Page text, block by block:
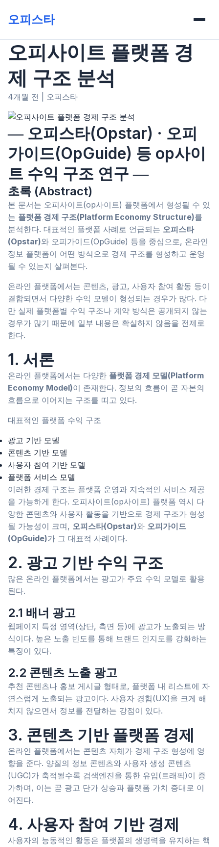
오피스타
오피사이트 플랫폼 경
제 구조 분석
4개월 전 오피스타
― 오피스타(Opstar) · 오피
가이드(OpGuide) 등 op사이
트 수익 구조 연구 ―
초록 (Abstract)
본 문서는 오피사이트(op사이트) 플랫폼에서 형성될 수 있
는 플랫폼 경제 구조(Platform Economy Structure)를
분석한다. 대표적인 플랫폼 사례로 언급되는 오피스타
(Opstar)와 오피가이드(OpGuide) 등을 중심으로, 온라인
정보 플랫폼이 어떤 방식으로 경제 구조를 형성하고 운영
될 수 있는지 살펴본다.
온라인 플랫폼에서는 콘텐츠, 광고, 사용자 참여 활동 등이
결합되면서 다양한 수익 모델이 형성되는 경우가 많다. 다
만 실제 플랫폼별 수익 구조나 계약 방식은 공개되지 않는
경우가 많기 때문에 일부 내용은 확실하지 않음을 전제로
한다.
1. 서론
온라인 플랫폼에서는 다양한 플랫폼 경제 모델(Platform
Economy Model)이 존재한다. 정보의 흐름이 곧 자본의
흐름으로 이어지는 구조를 띠고 있다.
대표적인 플랫폼 수익 구조
광고 기반 모델
콘텐츠 기반 모델
사용자 참여 기반 모델
플랫폼 서비스 모델
이러한 경제 구조는 플랫폼 운영과 지속적인 서비스 제공
을 가능하게 한다. 오피사이트(op사이트) 플랫폼 역시 다
양한 콘텐츠와 사용자 활동을 기반으로 경제 구조가 형성
될 가능성이 크며, 오피스타(Opstar)와 오피가이드
(OpGuide)가 그 대표적 사례이다.
2. 광고 기반 수익 구조
많은 온라인 플랫폼에서는 광고가 주요 수익 모델로 활용
된다.
2.1 배너 광고
웹페이지 특정 영역(상단, 측면 등)에 광고가 노출되는 방
식이다. 높은 노출 빈도를 통해 브랜드 인지도를 강화하는
특징이 있다.
2.2 콘텐츠 노출 광고
추천 콘텐츠나 홍보 게시글 형태로, 플랫폼 내 리스트에 자
연스럽게 노출되는 광고이다. 사용자 경험(UX)을 크게 해
치지 않으면서 정보를 전달하는 강점이 있다.
3. 콘텐츠 기반 플랫폼 경제
온라인 플랫폼에서는 콘텐츠 자체가 경제 구조 형성에 영
향을 준다. 양질의 정보 콘텐츠와 사용자 생성 콘텐츠
(UGC)가 축적될수록 검색엔진을 통한 유입(트래픽)이 증
가하며, 이는 곧 광고 단가 상승과 플랫폼 가치 증대로 이
어진다.
4. 사용자 참여 기반 경제
사용자의 능동적인 활동은 플랫폼의 생명력을 유지하는 핵